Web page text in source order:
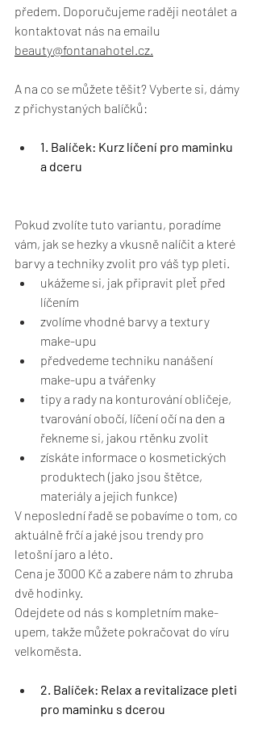
předem. Doporučujeme raději neotálet a
kontaktovat nás na emailu
beauty@fontanahotel.cz.
A na co se můžete těšit? Vyberte si, dámy
z přichystaných balíčků:
1. Balíček: Kurz líčení pro maminku
a dceru
Pokud zvolíte tuto variantu, poradíme
vám, jak se hezky a vkusně nalíčit a které
barvy a techniky zvolit pro váš typ pleti.
ukážeme si, jak připravit pleť před
líčením
zvolíme vhodné barvy a textury
make-upu
předvedeme techniku nanášení
make-upu a tvářenky
tipy a rady na konturování obličeje,
tvarování obočí, líčení očí na den a
řekneme si, jakou rtěnku zvolit
získáte informace o kosmetických
produktech (jako jsou štětce,
materiály a jejich funkce)
V neposlední řadě se pobavíme o tom, co
aktuálně frčí a jaké jsou trendy pro
letošní jaro a léto.
Cena je 3000 Kč a zabere nám to zhruba
dvě hodinky.
Odejdete od nás s kompletním make-
upem, takže můžete pokračovat do víru
velkoměsta.
2. Balíček: Relax a revitalizace pleti
pro maminku s dcerou